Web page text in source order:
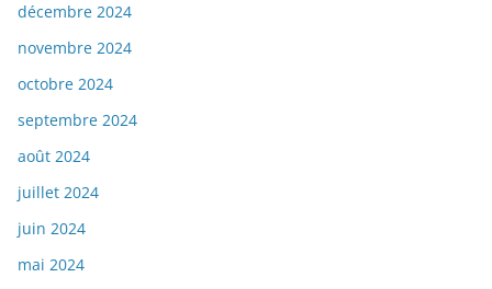
décembre 2024
novembre 2024
octobre 2024
septembre 2024
août 2024
juillet 2024
juin 2024
mai 2024